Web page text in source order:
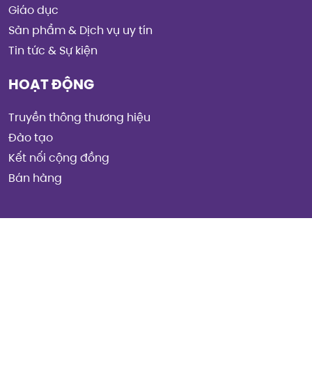
Giáo dục
Sản phẩm & Dịch vụ uy tín
Tin tức & Sự kiện
HOẠT ĐỘNG
Truyền thông thương hiệu
Đào tạo
Kết nối cộng đồng
Bán hàng